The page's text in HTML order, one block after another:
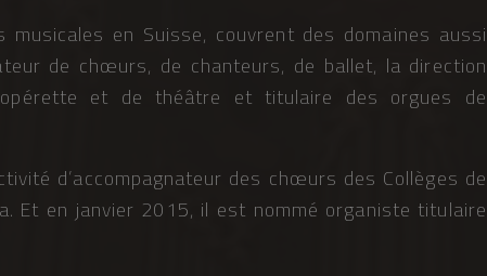
en Suisse, couvrent des domaines aussi
de chœurs, de chanteurs, de ballet, la direction
et de théâtre et titulaire des orgues de
d’accompagnateur des chœurs des Collèges de
Et en janvier 2015, il est nommé organiste titulaire